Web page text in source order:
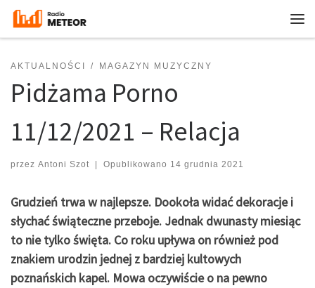
Przejdź do treści
AKTUALNOŚCI MAGAZYN MUZYCZNY
Pidżama Porno
11/12/2021 – Relacja
przez Antoni Szot Opublikowano 14 grudnia 2021
Grudzień trwa w najlepsze. Dookoła widać dekoracje i
słychać świąteczne przeboje. Jednak dwunasty miesiąc
to nie tylko święta. Co roku upływa on również pod
znakiem urodzin jednej z bardziej kultowych
poznańskich kapel. Mowa oczywiście o na pewno